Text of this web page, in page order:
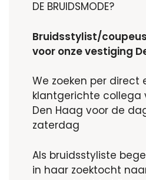
DE BRUIDSMODE?
Bruidsstylist/
voor onze vestiging
We zoeken per direct
klantgerichte collega
Den Haag voor de
zaterdag
Als bruidsstyliste
in haar zoektocht